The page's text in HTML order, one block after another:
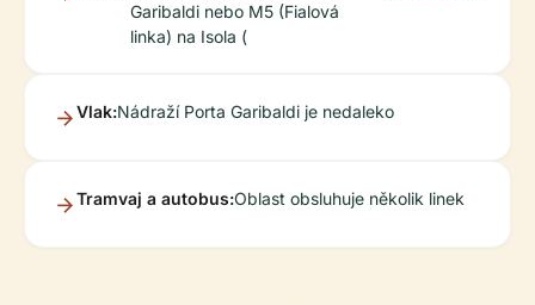
Garibaldi nebo M5 (Fialová
linka) na Isola (
Vlak:Nádraží Porta Garibaldi je nedaleko
Tramvaj a autobus:Oblast obsluhuje několik linek